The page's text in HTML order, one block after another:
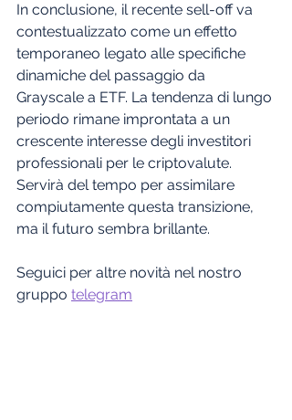
In conclusione, il recente sell-off va
contestualizzato come un effetto
temporaneo legato alle specifiche
dinamiche del passaggio da
Grayscale a ETF. La tendenza di lungo
periodo rimane improntata a un
crescente interesse degli investitori
professionali per le criptovalute.
Servirà del tempo per assimilare
compiutamente questa transizione,
ma il futuro sembra brillante.
Seguici per altre novità nel nostro
gruppo telegram